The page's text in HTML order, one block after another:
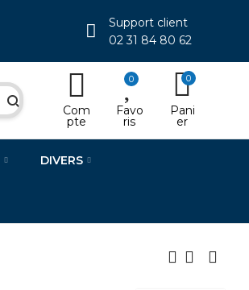
Support client
02 31 84 80 62
search Com
pte
0
Favo
ris
0
Pani
er
DIVERS